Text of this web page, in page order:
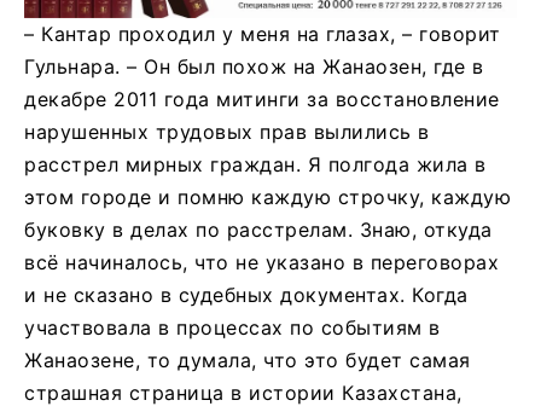
– Кантар проходил у меня на глазах, – говорит
Гульнара. – Он был похож на Жанаозен, где в
декабре 2011 года митинги за восстановление
нарушенных трудовых прав вылились в
расстрел мирных граждан. Я полгода жила в
этом городе и помню каждую строчку, каждую
буковку в делах по расстрелам. Знаю, откуда
всё начиналось, что не указано в переговорах
и не сказано в судебных документах. Когда
участвовала в процессах по событиям в
Жанаозене, то думала, что это будет самая
страшная страница в истории Казахстана,